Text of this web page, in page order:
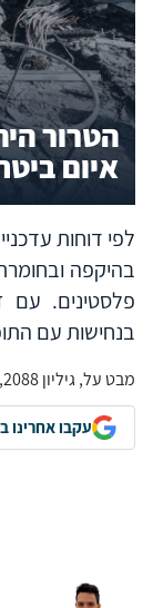
הטרור
איום
לפי דוחות
בהיקפה
פלסטינים.
בנחישות עם
מבט על, גיליון 2088, 20 בינואר 2026
עקבו אחרינו